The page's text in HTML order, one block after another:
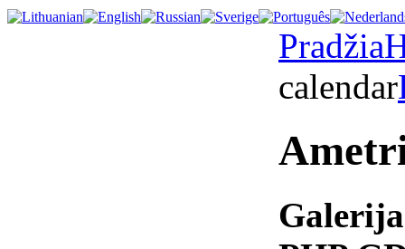
Pradžia
calendar
Galerija